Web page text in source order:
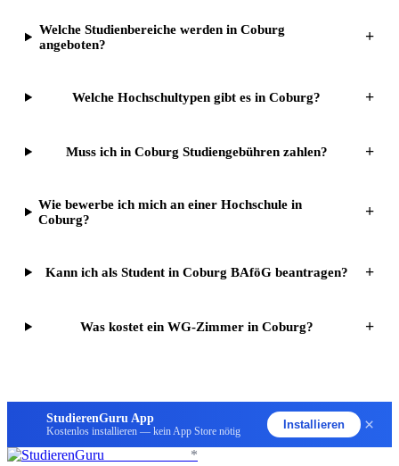
Welche Studienbereiche werden in Coburg
angeboten?
+
Welche Hochschultypen gibt es in Coburg? +
Muss ich in Coburg Studiengebühren zahlen? +
Wie bewerbe ich mich an einer Hochschule in
Coburg?
+
Kann ich als Student in Coburg BAföG beantragen? +
Was kostet ein WG-Zimmer in Coburg? +
StudierenGuru App
Kostenlos installieren — kein App Store nötig Installieren ×
*